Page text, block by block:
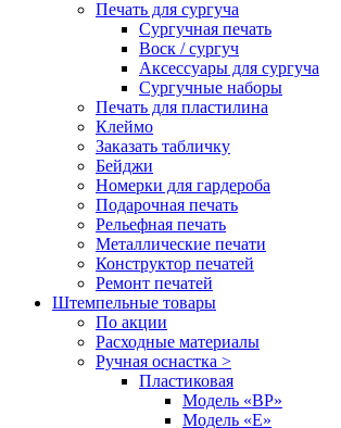
Печать для сургуча
Сургучная печать
Воск / сургуч
Аксессуары для сургуча
Сургучные наборы
Печать для пластилина
Клеймо
Заказать табличку
Бейджи
Номерки для гардероба
Подарочная печать
Рельефная печать
Металлические печати
Конструктор печатей
Ремонт печатей
Штемпельные товары
По акции
Расходные материалы
Ручная оснастка >
Пластиковая
Модель «BP»
Модель «E»